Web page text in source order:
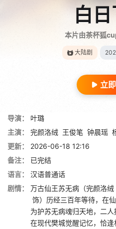
白
本片由茶杯狐
大陆剧
立
导演：
叶璐
主演：
完颜洛绒 王俊笔 钟晨瑶
更新：
2026-06-18 12:16
备注：
已完结
语言：
汉语普通话
剧情：
万古仙王苏无病（完颜洛
饰）历经三百年等待，在
为护苏无病魂归天地，二
在现代樊城觉醒记忆，恰